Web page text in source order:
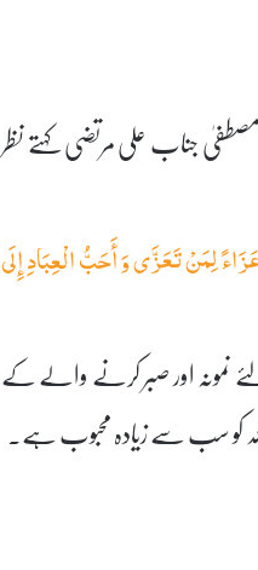
جناب علی مرتضی کہتے نظر
لِمَنْ تَعَزَّى وَ أَحَبُّ الْعِبَادِ إِلَى
نمونہ اور صبر کرنے والے کے
کو سب سے زیادہ محبوب ہے۔